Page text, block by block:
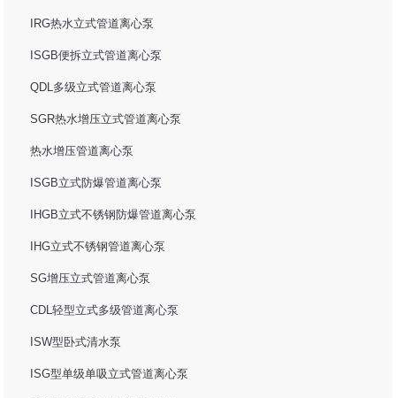
IRG热水立式管道离心泵
ISGB便拆立式管道离心泵
QDL多级立式管道离心泵
SGR热水增压立式管道离心泵
热水增压管道离心泵
ISGB立式防爆管道离心泵
IHGB立式不锈钢防爆管道离心泵
IHG立式不锈钢管道离心泵
SG增压立式管道离心泵
CDL轻型立式多级管道离心泵
ISW型卧式清水泵
ISG型单级单吸立式管道离心泵